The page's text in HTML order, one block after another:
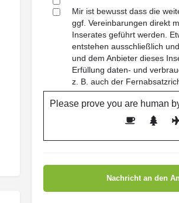
Mir ist bewusst dass die
ggf. Vereinbarungen direkt
Inserates geführt werden.
entstehen ausschließlich
und dem Anbieter dieses
Erfüllung daten- und
z. B. auch der
Please prove you are human